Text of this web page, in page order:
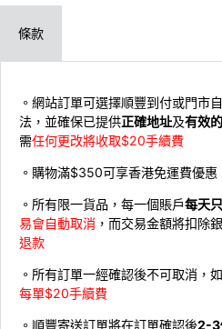
條款
。網站訂單可選擇順豐到付或門市
法，並確保已提供正確地址及有效
需任何更改將收取$20手續費
。購物滿$350可享香港免運費優
。所有限一貨品，每一個賬戶每天
易會自動取消 ，而交易金額將扣除
退款
。所有訂單一經確認後不可取消，
每單$20手續費
。順豐寄送訂單將在訂單確認後2-3